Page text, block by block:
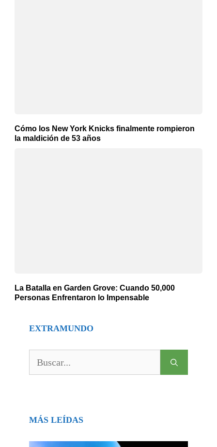
Cómo los New York Knicks finalmente rompieron
la maldición de 53 años
La Batalla en Garden Grove: Cuando 50,000
Personas Enfrentaron lo Impensable
EXTRAMUNDO
MÁS LEÍDAS